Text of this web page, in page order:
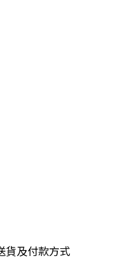
貨及付款方式